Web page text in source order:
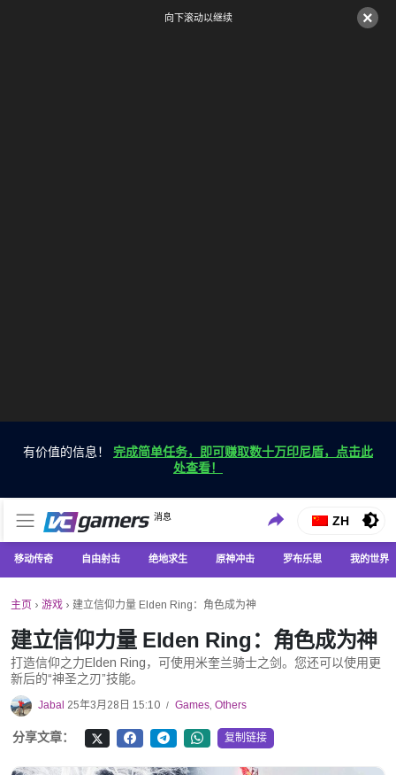
×
向下滚动以继续
有价值的信息！ 完成简单任务，即可赚取数十万印尼盾，点击此
处查看！
VC游戏新闻
消息
仅在 VCGamers 获取最新的游戏新闻
ZH
移动传奇 自由射击 绝地求生 原神冲击 罗布乐思 我的世界
主页 › 游戏 › 建立信仰力量 Elden Ring：角色成为神
建立信仰力量 Elden Ring：角色成为神
打造信仰之力Elden Ring，可使用米奎兰骑士之剑。您还可以使用更
新后的“神圣之刃”技能。
Jabal 25年3月28日 15:10 / Games, Others
分享文章： 复制链接